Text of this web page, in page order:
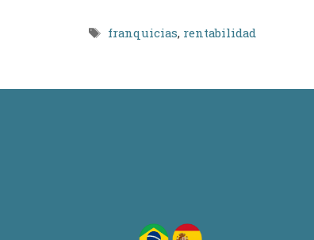
Etiquetas
franquicias, rentabilidad